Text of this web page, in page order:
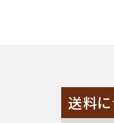
送料